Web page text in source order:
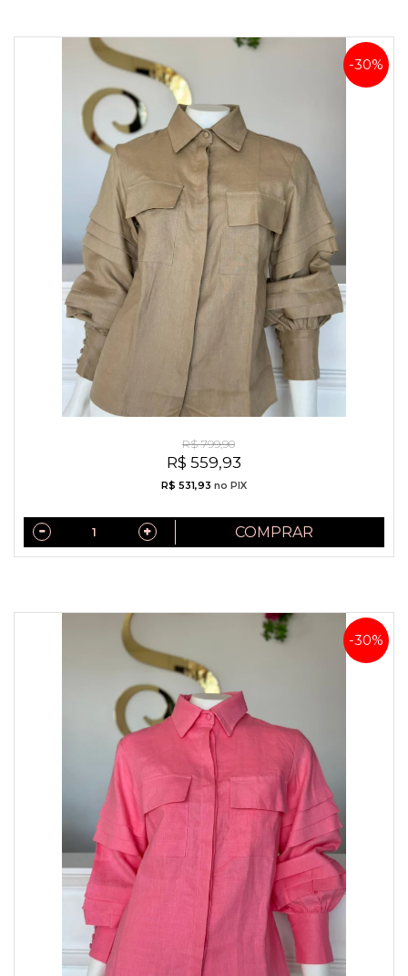
R$ 559,93
R$ 799,90
-30%
R$ 531,93 no PIX
COMPRAR
-30%